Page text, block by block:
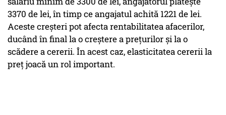
3370 de lei, în timp ce angajatul achită 1221 de lei.
Aceste creșteri pot afecta rentabilitatea afacerilor,
ducând în final la o creștere a prețurilor și la o
scădere a cererii. În acest caz, elasticitatea cererii la
preț joacă un rol important.